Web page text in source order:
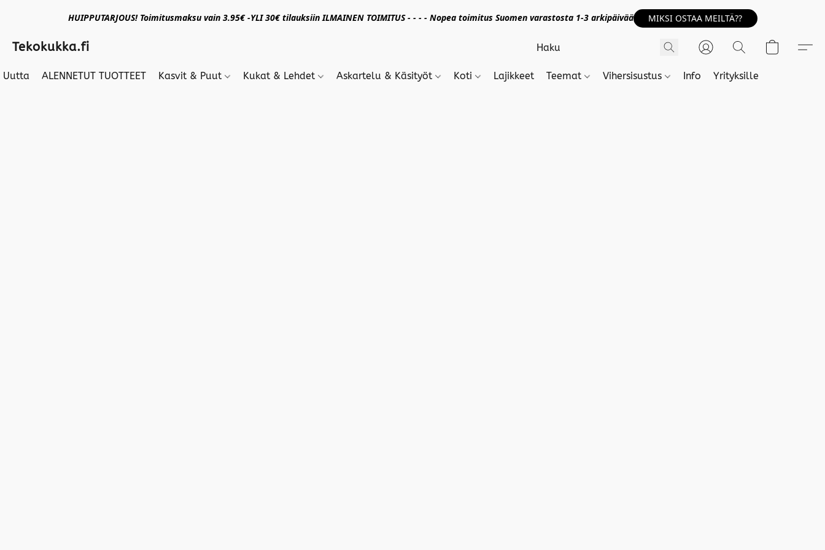
HUIPPUTARJOUS! Toimitusmaksu vain 3.95€ -YLI 30€ tilauksiin ILMAINEN TOIMITUS - - - - Nopea toimitus Suomen varastosta 1-3 arkipäivää MIKSI OSTAA MEILTÄ??
Tekokukka.fi
Uutta ALENNETUT TUOTTEET Kasvit & Puut Kukat & Lehdet Askartelu & Käsityöt Koti Lajikkeet Teemat Vihersisustus Info Yrityksille